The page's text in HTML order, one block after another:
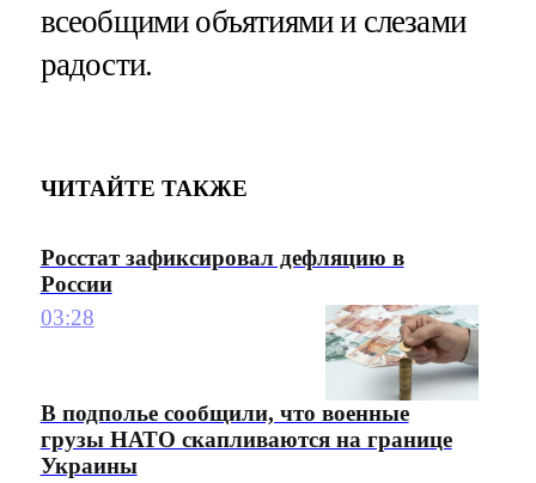
всеобщими объятиями и слезами
радости.
ЧИТАЙТЕ ТАКЖЕ
Росстат зафиксировал дефляцию в
России
03:28
В подполье сообщили, что военные
грузы НАТО скапливаются на границе
Украины